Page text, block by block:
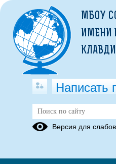
Безопасность на
МБОУ
ИМЕНИ
Написать
Версия для